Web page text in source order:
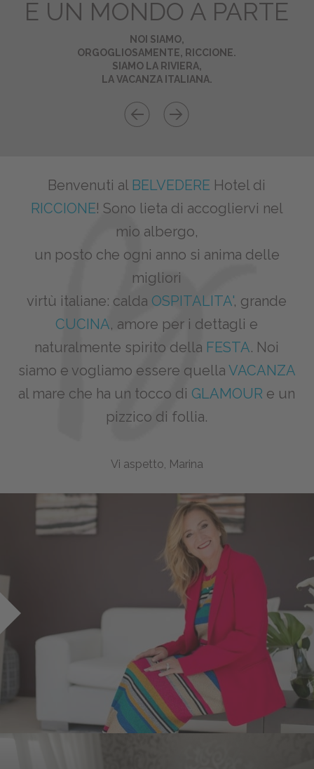
È UN MONDO A PARTE
NOI SIAMO,
ORGOGLIOSAMENTE, RICCIONE.
SIAMO LA RIVIERA,
LA VACANZA ITALIANA.
Benvenuti al BELVEDERE Hotel di
RICCIONE! Sono lieta di accogliervi nel
mio albergo,
un posto che ogni anno si anima delle
migliori
virtù italiane: calda OSPITALITA', grande
CUCINA, amore per i dettagli e
naturalmente spirito della FESTA. Noi
siamo e vogliamo essere quella VACANZA
al mare che ha un tocco di GLAMOUR e un
pizzico di follia.
Vi aspetto, Marina